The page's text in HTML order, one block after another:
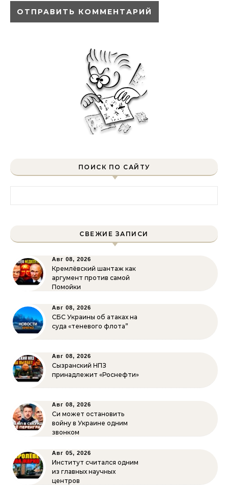
ПОИСК ПО САЙТУ
СВЕЖИЕ ЗАПИСИ
Авг 08, 2026
Кремлёвский шантаж как
аргумент против самой
Помойки
Авг 08, 2026
СБС Украины об атаках на
суда «теневого флота”
Авг 08, 2026
Сызранский НПЗ
принадлежит «Роснефти»
Авг 08, 2026
Си может остановить
войну в Украине одним
звонком
Авг 05, 2026
Институт считался одним
из главных научных
центров